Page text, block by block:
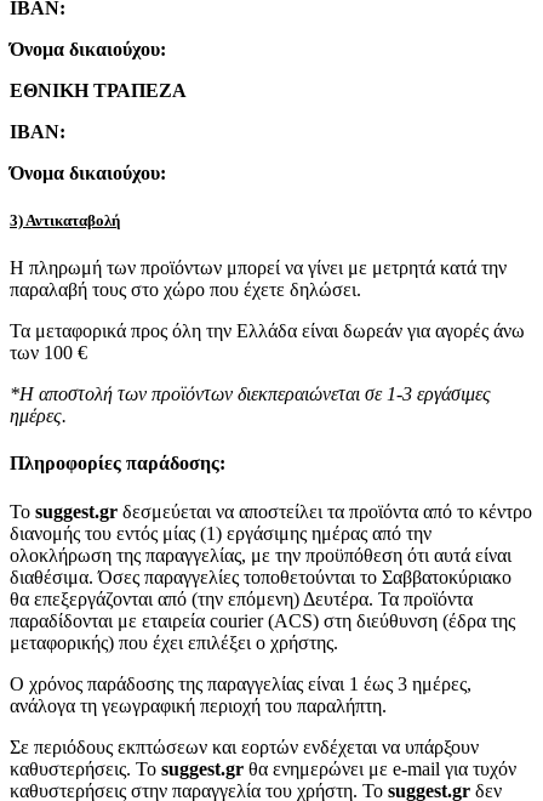
IBAN:
Όνομα δικαιούχου:
ΕΘΝΙΚΗ ΤΡΑΠΕΖΑ
IBAN:
Όνομα δικαιούχου:
3) Αντικαταβολή
Η πληρωμή των προϊόντων μπορεί να γίνει με μετρητά κατά την
παραλαβή τους στο χώρο που έχετε δηλώσει.
Τα μεταφορικά προς όλη την Ελλάδα είναι δωρεάν για αγορές άνω
των 100 €
*Η αποστολή των προϊόντων διεκπεραιώνεται σε 1-3 εργάσιμες
ημέρες.
Πληροφορίες παράδοσης:
To suggest.gr δεσμεύεται να αποστείλει τα προϊόντα από το κέντρο
διανομής του εντός μίας (1) εργάσιμης ημέρας από την
ολοκλήρωση της παραγγελίας, με την προϋπόθεση ότι αυτά είναι
διαθέσιμα. Όσες παραγγελίες τοποθετούνται το Σαββατοκύριακο
θα επεξεργάζονται από (την επόμενη) Δευτέρα. Τα προϊόντα
παραδίδονται με εταιρεία courier (ACS) στη διεύθυνση (έδρα της
μεταφορικής) που έχει επιλέξει ο χρήστης.
Ο χρόνος παράδοσης της παραγγελίας είναι 1 έως 3 ημέρες,
ανάλογα τη γεωγραφική περιοχή του παραλήπτη.
Σε περιόδους εκπτώσεων και εορτών ενδέχεται να υπάρξουν
καθυστερήσεις. Το suggest.gr θα ενημερώνει με e-mail για τυχόν
καθυστερήσεις στην παραγγελία του χρήστη. Το suggest.gr δεν